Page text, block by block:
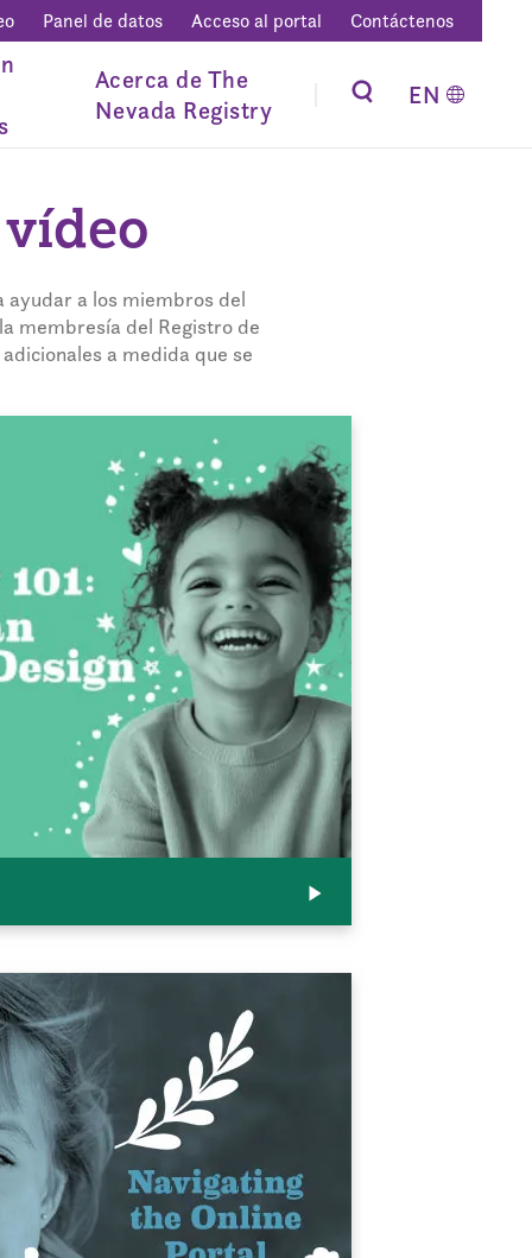
Panel de datos Acceso al portal Contáctenos
Acerca de The
Nevada Registry
EN
ayudar a los miembros del
membresía del Registro de
a medida que se